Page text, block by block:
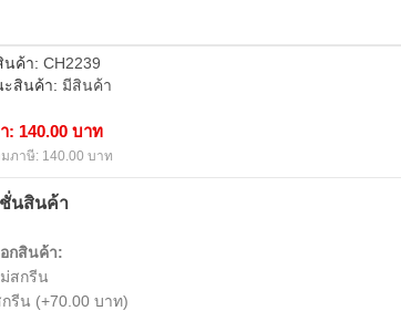
นค้า: CH2239
ะสินค้า: มีสินค้า
: 140.00 บาท
ภาษี: 140.00 บาท
นสินค้า
กสินค้า:
สกรีน
รีน (+70.00 บาท)